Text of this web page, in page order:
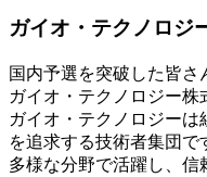
ガイオ・テクノロジ
国内予選を突破した皆さ
ガイオ・テクノロジー株
ガイオ・テクノロジー
を追求する技術者集団で
多様な分野で活躍し、信